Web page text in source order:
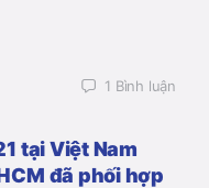
1 Bình luận
tại Việt Nam
đã phối hợp